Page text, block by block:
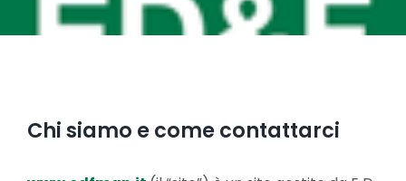
Sostenibilità
Progetti
Chi siamo e come contattarci